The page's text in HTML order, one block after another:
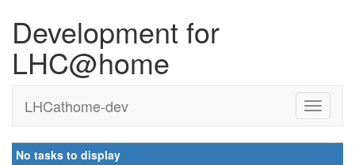
Development for
LHC@home
LHCathome-dev
No tasks to display